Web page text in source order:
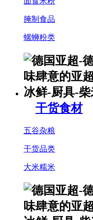
腌制食品
螺蛳粉类
干货食材
五谷杂粮
干货品类
大米糯米